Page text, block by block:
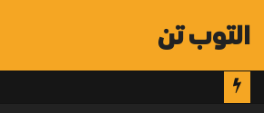
التوب تن